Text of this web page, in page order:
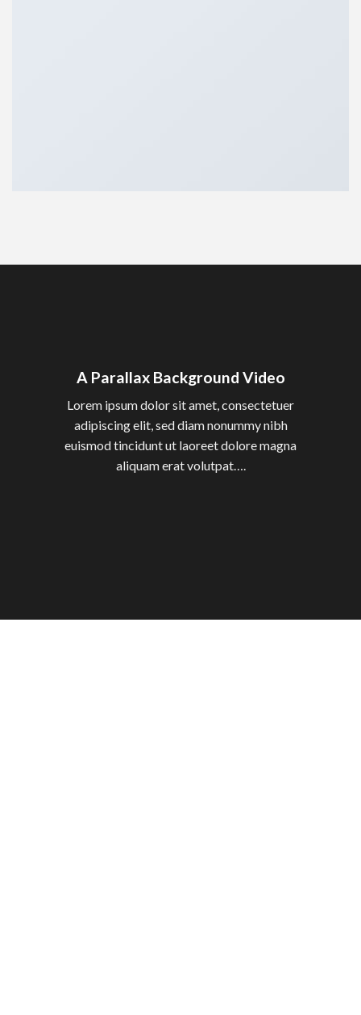
A Parallax Background Video
Lorem ipsum dolor sit amet, consectetuer
adipiscing elit, sed diam nonummy nibh
euismod tincidunt ut laoreet dolore magna
aliquam erat volutpat….